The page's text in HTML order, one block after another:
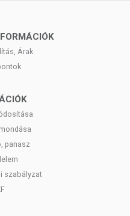
Árak
panasz
szabályzat